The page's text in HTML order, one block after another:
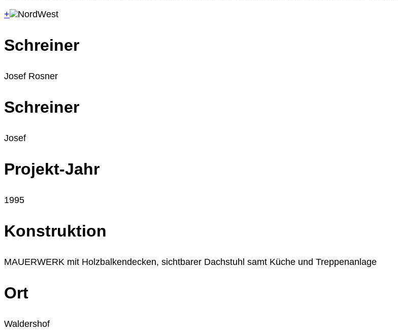
+
Schreiner
Josef Rosner
Schreiner
Josef
Projekt-Jahr
1995
Konstruktion
MAUERWERK mit Holzbalkendecken, sichtbarer Dachstuhl samt Küche und Treppenanlage
Ort
Waldershof